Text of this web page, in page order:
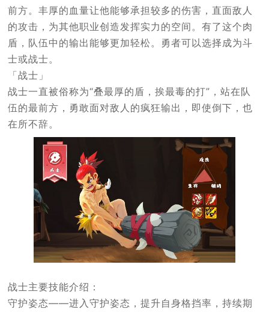
前方。丰厚的血量让他能够承担较多的伤害，直面敌人
的攻击，为其他职业创造发挥实力的空间。有了这个肉
盾，队伍中的输出能够更加轻松。勇者可以选择成为斗
士或战士。
「战士」
战士一直被俗称为“叠最厚的盾，挨最毒的打”，站在队
伍的最前方，勇敢面对敌人的疯狂输出，即使倒下，也
在所不辞。
战士主要技能介绍：
守护姿态——进入守护姿态，提升自身格挡率，持续期